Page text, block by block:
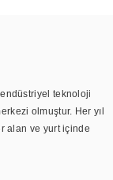
teknoloji
olmuştur. Her yıl
alan ve yurt içinde